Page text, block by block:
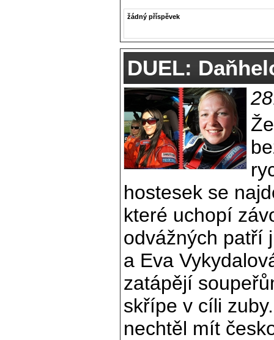
žádný příspěvek
DUEL:
hostesek se
které uchopí
odvážných patří
a Eva
zatápějí
skřípe v cíli
nechtěl mít